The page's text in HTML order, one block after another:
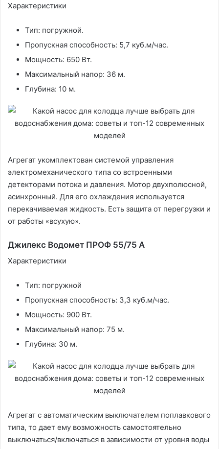
Характеристики
Тип: погружной.
Пропускная способность: 5,7 куб.м/час.
Мощность: 650 Вт.
Максимальный напор: 36 м.
Глубина: 10 м.
Агрегат укомплектован системой управления
электромеханического типа со встроенными
детекторами потока и давления. Мотор двухполюсной,
асинхронный. Для его охлаждения используется
перекачиваемая жидкость. Есть защита от перегрузки и
от работы «всухую».
Джилекс Водомет ПРОФ 55/75 А
Характеристики
Тип: погружной
Пропускная способность: 3,3 куб.м/час.
Мощность: 900 Вт.
Максимальный напор: 75 м.
Глубина: 30 м.
Агрегат с автоматическим выключателем поплавкового
типа, то дает ему возможность самостоятельно
выключаться/включаться в зависимости от уровня воды